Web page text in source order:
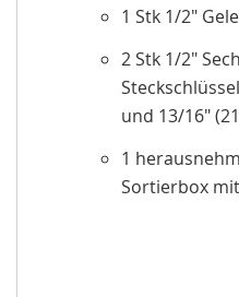
1 Stk 1/2"
2 Stk 1/2"
und 13/16"
1
Sortierbox